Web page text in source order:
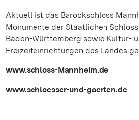
Aktuell ist das Barockschloss
Monumente der Staatlichen
Baden-Württemberg sowie Kultur-
Freizeiteinrichtungen des Landes
www.schloss-Mannheim.de
www.schloesser-und-gaerten.de